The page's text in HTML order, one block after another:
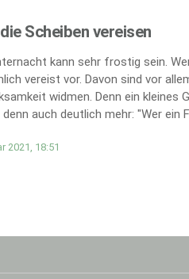
Scheiben vereisen
kann sehr frostig sein.
vereist vor. Davon sind vor
widmen. Denn ein kleines
auch deutlich mehr: "Wer
2021, 18:51